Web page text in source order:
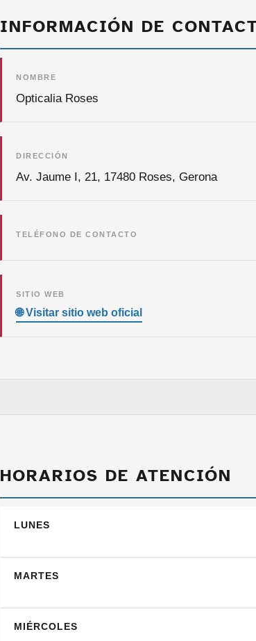
INFORMACIÓN DE
NOMBRE
Opticalia Roses
DIRECCIÓN
Av. Jaume I, 21, 17480 Roses, Gerona
TELÉFONO DE CONTACTO
SITIO WEB
HORARIOS DE ATENCIÓN
LUNES
MARTES
MIÉRCOLES